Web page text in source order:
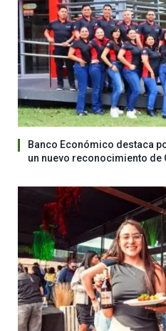
Banco Económico destaca
un nuevo reconocimiento de